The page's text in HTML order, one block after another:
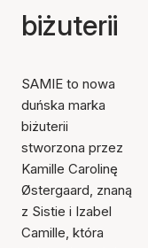
biżuterii
SAMIE to nowa
duńska marka
biżuterii
stworzona przez
Kamille Carolinę
Østergaard, znaną
z Sistie i Izabel
Camille, która